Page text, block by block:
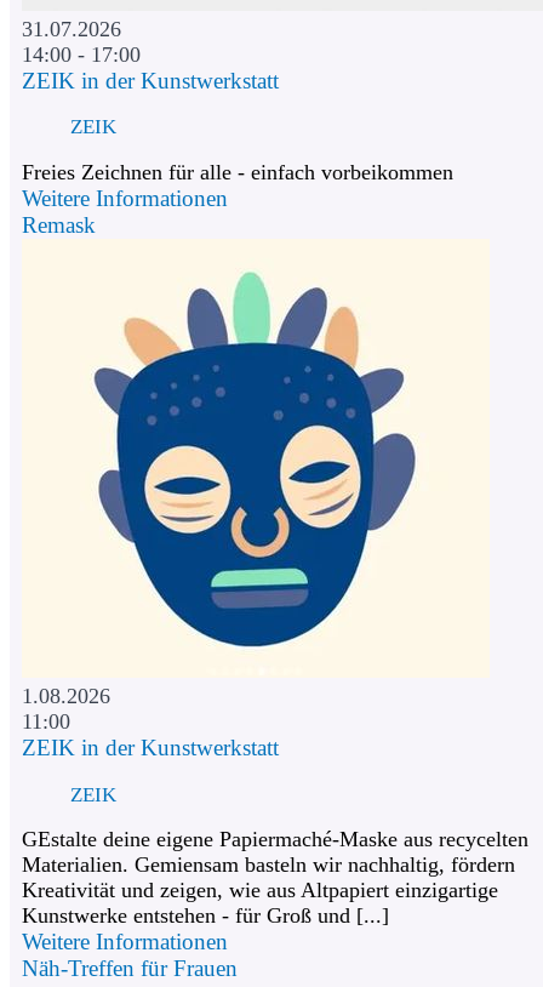
31.07.2026
14:00 - 17:00
ZEIK in der Kunstwerkstatt
ZEIK
Freies Zeichnen für alle - einfach vorbeikommen
Weitere Informationen
Remask
1.08.2026
11:00
ZEIK in der Kunstwerkstatt
ZEIK
GEstalte deine eigene Papiermaché-Maske aus recycelten
Materialien. Gemiensam basteln wir nachhaltig, fördern
Kreativität und zeigen, wie aus Altpapiert einzigartige
Kunstwerke entstehen - für Groß und [...]
Weitere Informationen
Näh-Treffen für Frauen